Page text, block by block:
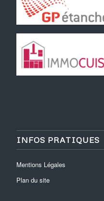
INFOS PRATIQUES
Mentions Légales
Plan du site